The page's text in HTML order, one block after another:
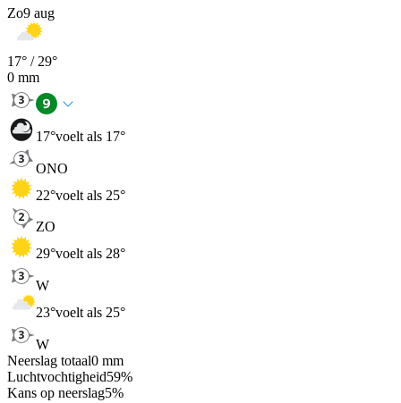
Zo9 aug
17° / 29°
0 mm
17°voelt als 17°
ONO
22°voelt als 25°
ZO
29°voelt als 28°
W
23°voelt als 25°
W
Neerslag totaal0 mm
Luchtvochtigheid59%
Kans op neerslag5%